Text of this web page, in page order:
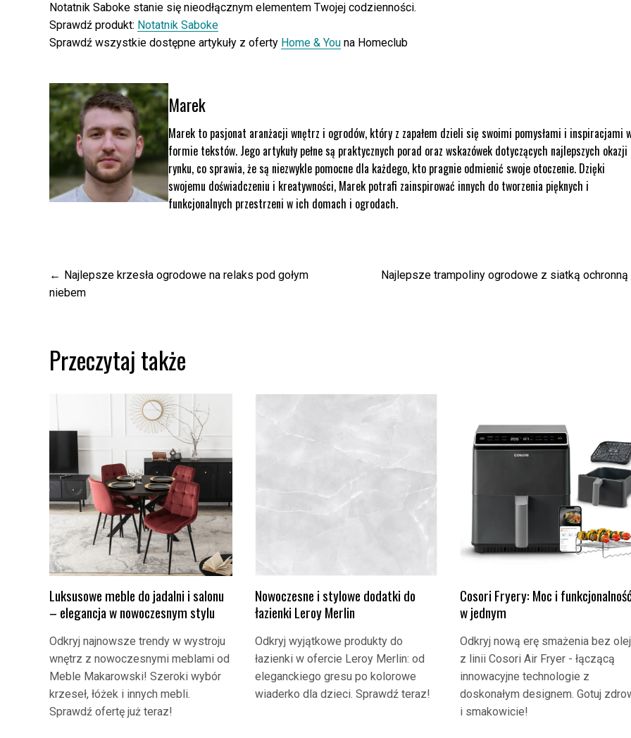
Notatnik Saboke stanie się nieodłącznym elementem Twojej codzienności.
Sprawdź produkt: Notatnik Saboke
Sprawdź wszystkie dostępne artykuły z oferty Home & You na Homeclub
Marek
Marek to pasjonat aranżacji wnętrz i ogrodów, który z zapałem dzieli się swoimi pomysłami i inspiracjami
formie tekstów. Jego artykuły pełne są praktycznych porad oraz wskazówek dotyczących najlepszych okazji
rynku, co sprawia, że są niezwykle pomocne dla każdego, kto pragnie odmienić swoje otoczenie. Dzięki
swojemu doświadczeniu i kreatywności, Marek potrafi zainspirować innych do tworzenia pięknych i
funkcjonalnych przestrzeni w ich domach i ogrodach.
Nawigacja
wpisu
Najlepsze krzesła ogrodowe na relaks pod gołym
niebem
Najlepsze trampoliny ogrodowe z siatką ochronną
Przeczytaj także
Luksusowe meble do jadalni i salonu
– elegancja w nowoczesnym stylu
Odkryj najnowsze trendy w wystroju
wnętrz z nowoczesnymi meblami od
Meble Makarowski! Szeroki wybór
krzeseł, łóżek i innych mebli.
Sprawdź ofertę już teraz!
Nowoczesne i stylowe dodatki do
łazienki Leroy Merlin
Odkryj wyjątkowe produkty do
łazienki w ofercie Leroy Merlin: od
eleganckiego gresu po kolorowe
wiaderko dla dzieci. Sprawdź teraz!
Cosori Fryery: Moc i
w jednym
Odkryj nową erę smażenia bez
z linii Cosori Air Fryer - łączącą
innowacyjne technologie z
doskonałym designem. Gotuj
i smakowicie!